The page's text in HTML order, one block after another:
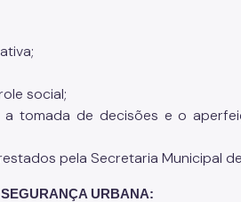
social;
tomada de decisões e o
pela Secretaria Municipal
URBANA: